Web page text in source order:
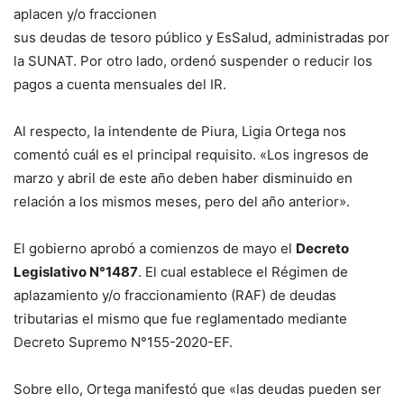
aplacen y/o fraccionen
sus deudas de tesoro público y EsSalud, administradas por
la SUNAT. Por otro lado, ordenó suspender o reducir los
pagos a cuenta mensuales del IR.
Al respecto, la intendente de Piura, Ligia Ortega nos
comentó cuál es el principal requisito. «Los ingresos de
marzo y abril de este año deben haber disminuido en
relación a los mismos meses, pero del año anterior».
El gobierno aprobó a comienzos de mayo el Decreto
Legislativo N°1487. El cual establece el Régimen de
aplazamiento y/o fraccionamiento (RAF) de deudas
tributarias el mismo que fue reglamentado mediante
Decreto Supremo N°155-2020-EF.
Sobre ello, Ortega manifestó que «las deudas pueden ser